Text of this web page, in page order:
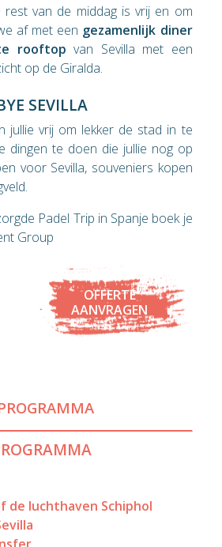
rest van de middag is vrij en om
af met een gezamenlijk diner
rooftop van Sevilla met een
op de Giralda.
SEVILLA
jullie vrij om lekker de stad in te
dingen te doen die jullie nog op
voor Sevilla, souveniers kopen
Padel Trip in Spanje boek je
Group
OFFERTE
AANVRAGEN
de luchthaven Schiphol